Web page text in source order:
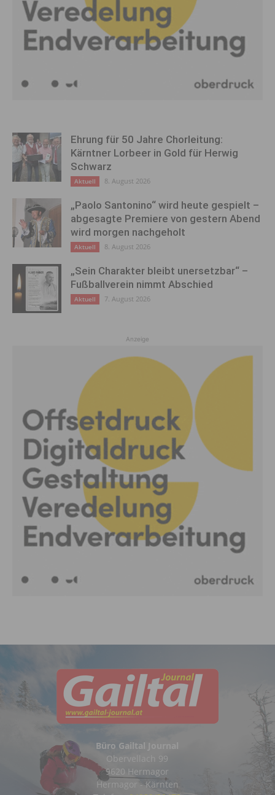
Ehrung für 50 Jahre Chorleitung:
Kärntner Lorbeer in Gold für Herwig
Schwarz
Aktuell 8. August 2026
„Paolo Santonino“ wird heute gespielt –
abgesagte Premiere von gestern Abend
wird morgen nachgeholt
Aktuell 8. August 2026
„Sein Charakter bleibt unersetzbar“ –
Fußballverein nimmt Abschied
Aktuell 7. August 2026
Anzeige
Büro Gailtal Journal
Obervellach 99
9620 Hermagor
Hermagor - Kärnten